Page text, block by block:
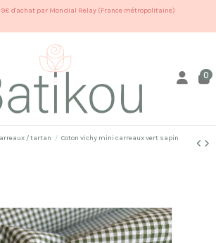
d'achat par Mondial Relay (France métropolitaine)
0
/ tartan
Coton vichy mini carreaux vert sapin